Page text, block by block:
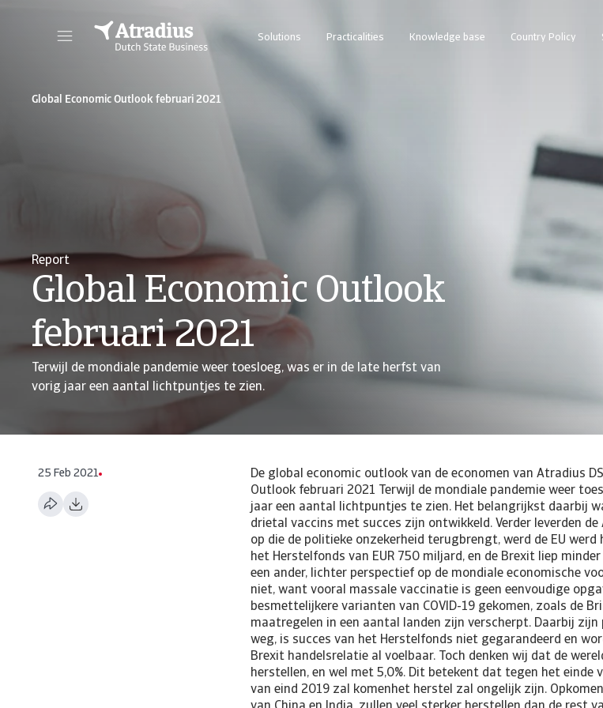
Solutions Practicalities Knowledge base Country Policy
Global Economic Outlook februari 2021
Report
Global Economic Outlook
februari 2021
Terwijl de mondiale pandemie weer toesloeg, was er in de late herfst van
vorig jaar een aantal lichtpuntjes te zien.
25 Feb 2021
De global economic outlook van de economen van Atradius
Outlook februari 2021 Terwijl de mondiale pandemie weer
jaar een aantal lichtpuntjes te zien. Het belangrijkst daarbij
drietal vaccins met succes zijn ontwikkeld. Verder leverden
op die de politieke onzekerheid terugbrengt, werd de EU
het Herstelfonds van EUR 750 miljard, en de Brexit liep
een ander, lichter perspectief op de mondiale economische
niet, want vooral massale vaccinatie is geen eenvoudige
besmettelijkere varianten van COVID-19 gekomen, zoals de
maatregelen in een aantal landen zijn verscherpt. Daarbij zijn
weg, is succes van het Herstelfonds niet gegarandeerd en
Brexit handelsrelatie al voelbaar. Toch denken wij dat de
herstellen, en wel met 5,0%. Dit betekent dat tegen het einde
van eind 2019 zal komenhet herstel zal ongelijk zijn.